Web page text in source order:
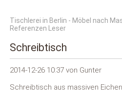
Tischlerei in Berlin - Möbel nach
Referenzen Leser
Schreibtisch
2014-12-26 10:37 von Gunter
Schreibtisch aus massiven